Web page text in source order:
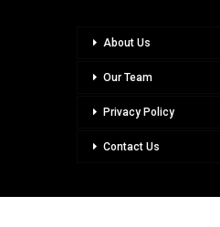
About Us
Our Team
Privacy Policy
Contact Us